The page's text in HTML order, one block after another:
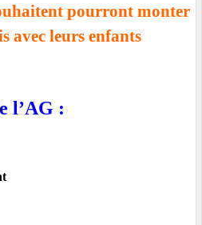
pourront monter
avec leurs enfants
l’AG :